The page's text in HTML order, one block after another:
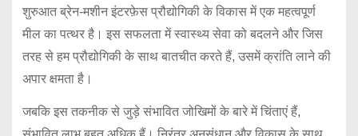
शुरुआत ब्रेन-मशीन इंटरफ़ेस प्रौद्योगिकी के विकास में एक महत्वपूर्ण
मील का पत्थर है। इस सफलता में स्वास्थ्य सेवा को बदलने और जिस
तरह से हम प्रौद्योगिकी के साथ बातचीत करते हैं, उसमें क्रांति लाने की
अपार क्षमता है।
जबकि इस तकनीक से जुड़े संभावित जोखिमों के बारे में चिंताएं हैं,